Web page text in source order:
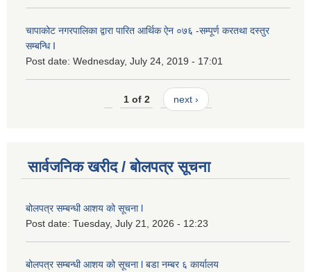
चापाकोट नगरपालिका द्वारा पारित आर्थिक ऐन ०७६ -सम्पूर्ण करतथा दस्तुर
सम्बन्धि I
Post date: Wednesday, July 24, 2019 - 17:01
1 of 2 next ›
सार्वजनिक खरीद / बोलपत्र सूचना
बोलपत्र सम्बन्धी आशय को सूचना l
Post date: Tuesday, July 21, 2026 - 12:23
बोलपत्र सम्बन्धी आशय को सूचना l बडा नम्बर ६ कार्यालय